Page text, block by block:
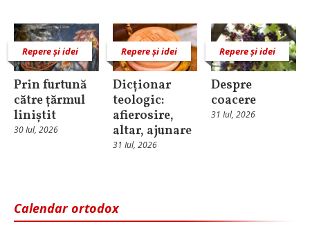
Repere și idei
Prin furtună
către țărmul
liniștit
30 Iul, 2026
Repere și idei
Dicționar
teologic:
afierosire,
altar, ajunare
31 Iul, 2026
Repere și idei
Despre
coacere
31 Iul, 2026
Calendar ortodox